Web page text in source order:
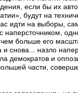
если бы их
будут на
идти на выборы,
с наперсточником,
больше его
и снова... назло
демократов и
части,